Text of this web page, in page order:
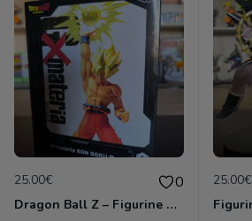
25.00€ 0
Dragon Ball Z – Figurine Son Goku Super Saiyan – GXmateria – Banpresto – Officielle Import Japon
25.00€